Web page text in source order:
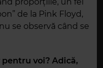
de la Pink Floyd,
se observă când se
voi? Adică,